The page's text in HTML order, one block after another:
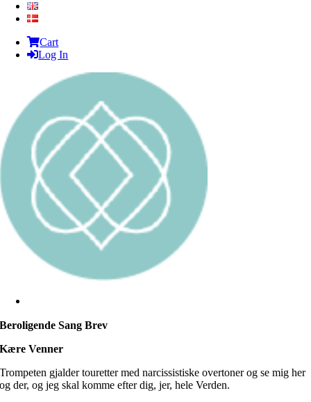
Cart
Log In
Beroligende Sang Brev
Kære Venner
Trompeten gjalder touretter med narcissistiske overtoner og se mig her
og der, og jeg skal komme efter dig, jer, hele Verden.